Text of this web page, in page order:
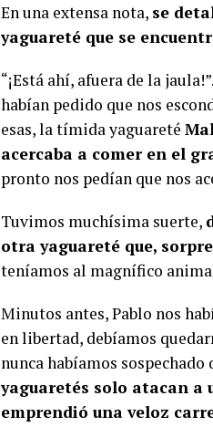
En una extensa nota, se
yaguareté que se
“¡Está ahí, afuera de la
habían pedido que nos
esas, la tímida yaguareté
acercaba a comer en el
pronto nos pedían que nos
Tuvimos muchísima suerte,
otra yaguareté que,
teníamos al magnífico
Minutos antes, Pablo nos
en libertad, debíamos
nunca habíamos
yaguaretés solo atacan a
emprendió una veloz